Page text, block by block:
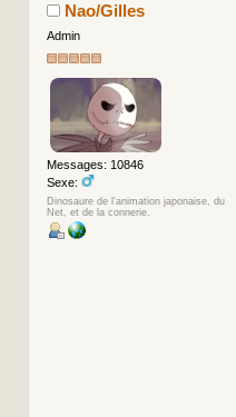
Nao/Gilles
Admin
Messages: 10846
Sexe:
Dinosaure de l'animation japonaise, du
Net, et de la connerie.